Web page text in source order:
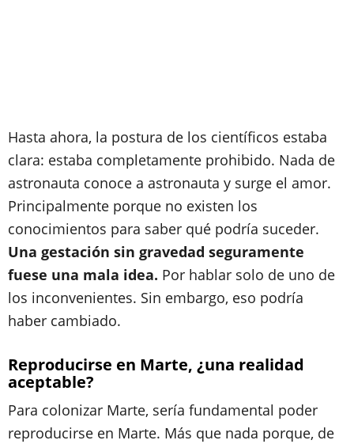
Hasta ahora, la postura de los científicos estaba
clara: estaba completamente prohibido. Nada de
astronauta conoce a astronauta y surge el amor.
Principalmente porque no existen los
conocimientos para saber qué podría suceder.
Una gestación sin gravedad seguramente
fuese una mala idea. Por hablar solo de uno de
los inconvenientes. Sin embargo, eso podría
haber cambiado.
Reproducirse en Marte, ¿una realidad
aceptable?
Para colonizar Marte, sería fundamental poder
reproducirse en Marte. Más que nada porque, de